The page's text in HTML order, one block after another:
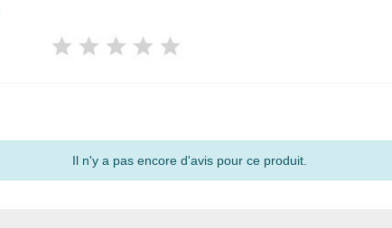
Il n'y a pas encore d'avis pour ce produit.